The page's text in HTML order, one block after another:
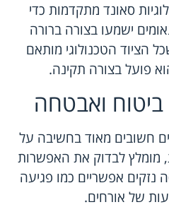
סאונד מתקדמות כדי
ישמעו בצורה ברורה
הציוד הטכנולוגי מותאם
פועל בצורה תקינה.
ואבטחה
חשובים מאוד בחשיבה על
לבדוק את האפשרות
נזקים אפשריים כמו פגיעה
של אורחים.